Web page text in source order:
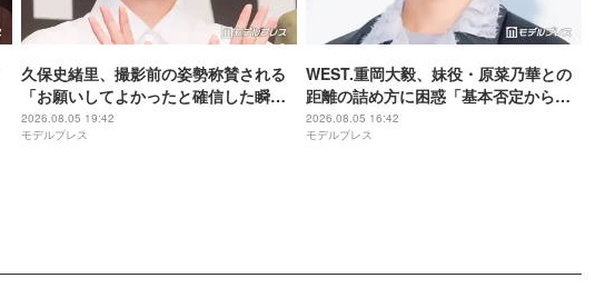
久保史緒里、撮影前の姿勢称賛される
「お願いしてよかったと確信した瞬
間」【世界は美しいと誰かが言った】
2026.08.05 19:42
モデルプレス
WEST.重岡大毅、妹役・原菜乃華との
距離の詰め方に困惑「基本否定から入
る会話をしてしまった」【5秒で完全犯
罪を生成する方法】
2026.08.05 16:42
モデルプレス